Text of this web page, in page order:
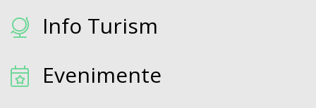
Info Turism
Evenimente